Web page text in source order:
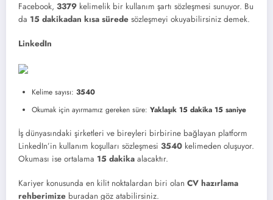
Facebook, 3379 kelimelik bir kullanım şartı sözleşmesi sunuyor. Bu
da 15 dakikadan kısa sürede sözleşmeyi okuyabilirsiniz demek.
LinkedIn
Kelime sayısı: 3540
Okumak için ayırmamız gereken süre: Yaklaşık 15 dakika 15 saniye
İş dünyasındaki şirketleri ve bireyleri birbirine bağlayan platform
LinkedIn’in kullanım koşulları sözleşmesi 3540 kelimeden oluşuyor.
Okuması ise ortalama 15 dakika alacaktır.
Kariyer konusunda en kilit noktalardan biri olan CV hazırlama
rehberimize buradan göz atabilirsiniz.